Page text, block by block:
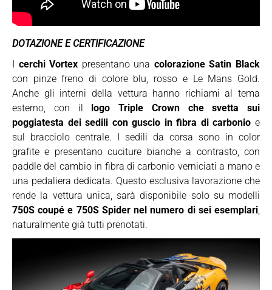
DOTAZIONE E CERTIFICAZIONE
I cerchi Vortex presentano una colorazione Satin Black
con pinze freno di colore blu, rosso e Le Mans Gold.
Anche gli interni della vettura hanno richiami al tema
esterno, con il logo Triple Crown che svetta sui
poggiatesta dei sedili con guscio in fibra di carbonio e
sul bracciolo centrale. I sedili da corsa sono in color
grafite e presentano cuciture bianche a contrasto, con
paddle del cambio in fibra di carbonio verniciati a mano e
una pedaliera dedicata. Questo esclusiva lavorazione che
rende la vettura unica, sarà disponibile solo su modelli
750S coupé e 750S Spider nel numero di sei esemplari,
naturalmente già tutti prenotati.